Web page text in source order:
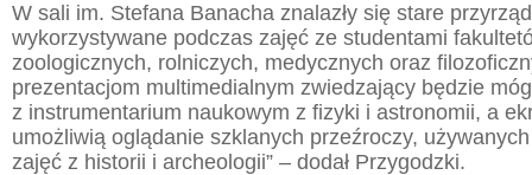
W sali im. Stefana Banacha znalazły się stare
wykorzystywane podczas zajęć ze studentami
zoologicznych, rolniczych, medycznych oraz
prezentacjom multimedialnym zwiedzający będzie
z instrumentarium naukowym z fizyki i astronomii, a
umożliwią oglądanie szklanych przeźroczy,
zajęć z historii i archeologii” – dodał Przygodzki.